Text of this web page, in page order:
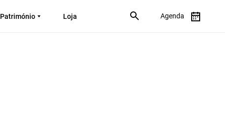
Património Loja Agenda